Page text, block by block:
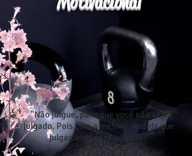
"Não julgue, para que você não seja
julgado. Pois com a mesma medida que
julgar, você será julgado."